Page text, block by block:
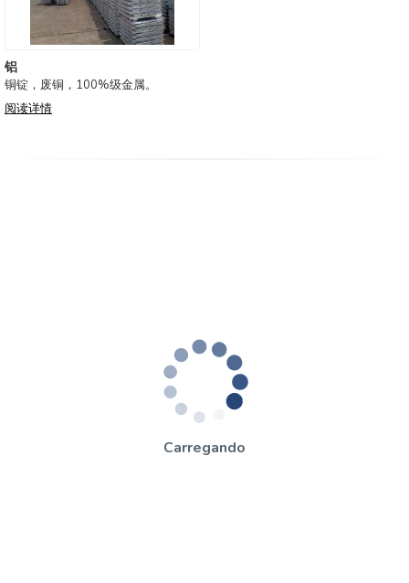
铝
铜锭，废铜，100%级金属。
阅读详情
Carregando